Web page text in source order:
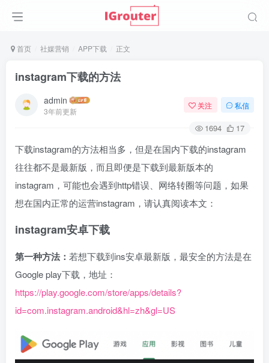
首页 社媒营销 APP下载 正文
instagram下载的方法
admin
3年前更新
关注 私信
1694 17
下载instagram的方法相当多，但是在国内下载的instagram
往往都不是最新版，而且即便是下载到最新版本的
instagram，可能也会遇到http错误、网络转圈等问题，如果
想在国内正常的运营instagram，请认真阅读本文：
instagram安卓下载
第一种方法： 若想下载到ins安卓最新版，最安全的方法是在
Google play下载，地址：
https://play.google.com/store/apps/details?
id=com.instagram.android&hl=zh&gl=US